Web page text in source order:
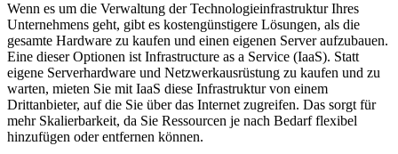
Wenn es um die Verwaltung der Technologieinfrastruktur Ihres
Unternehmens geht, gibt es kostengünstigere Lösungen, als die
gesamte Hardware zu kaufen und einen eigenen Server aufzubauen.
Eine dieser Optionen ist Infrastructure as a Service (IaaS). Statt
eigene Serverhardware und Netzwerkausrüstung zu kaufen und zu
warten, mieten Sie mit IaaS diese Infrastruktur von einem
Drittanbieter, auf die Sie über das Internet zugreifen. Das sorgt für
mehr Skalierbarkeit, da Sie Ressourcen je nach Bedarf flexibel
hinzufügen oder entfernen können.